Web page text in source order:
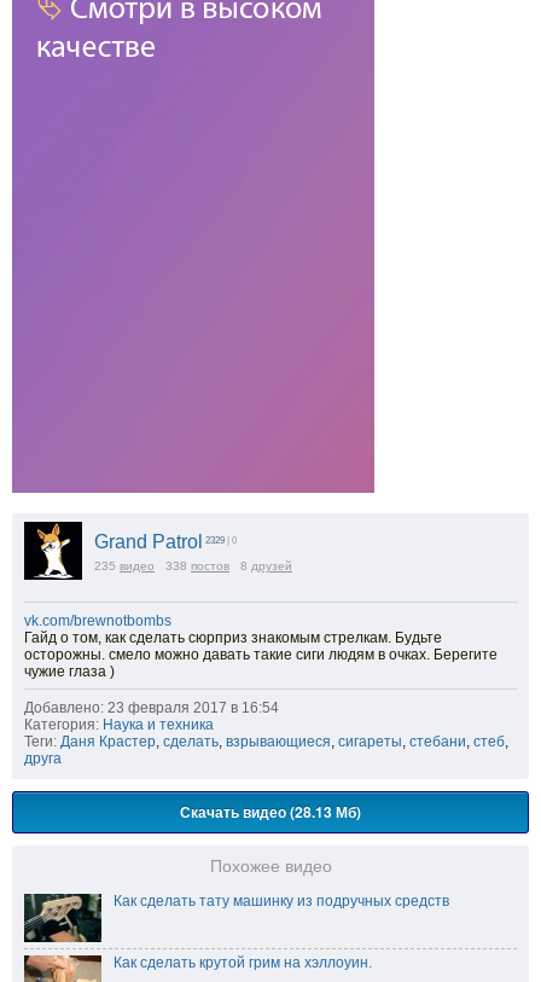
Grand Patrol 2329 | 0
235 видео 338 постов 8 друзей
vk.com/brewnotbombs
Гайд о том, как сделать сюрприз знакомым стрелкам. Будьте
осторожны. смело можно давать такие сиги людям в очках. Берегите
чужие глаза )
Добавлено: 23 февраля 2017 в 16:54
Категория: Наука и техника
Теги: Даня Крастер сделать взрывающиеся сигареты стебани стеб
друга
Скачать видео (28.13 Мб)
Похожее видео
Как сделать тату машинку из подручных средств
Как сделать крутой грим на хэллоуин.